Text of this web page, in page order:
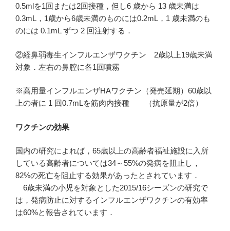
0.5mlを1回または2回接種，但し6 歳から 13 歳未満は
0.3mL，1歳から6歳未満のものには0.2mL，1 歳未満のも
のには 0.1mL ずつ 2 回注射する．
②経鼻弱毒生インフルエンザワクチン 2歳以上19歳未満
対象．左右の鼻腔に各1回噴霧
※高用量インフルエンザHAワクチン（発売延期）60歳以
上の者に 1 回0.7mLを筋肉内接種 （抗原量が2倍）
ワクチンの効果
国内の研究によれば，65歳以上の高齢者福祉施設に入所
している高齢者については34～55%の発病を阻止し，
82%の死亡を阻止する効果があったとされています．
6歳未満の小児を対象とした2015/16シーズンの研究で
は，発病防止に対するインフルエンザワクチンの有効率
は60%と報告されています．